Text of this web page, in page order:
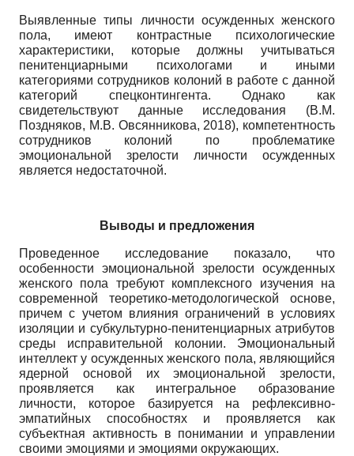
Выявленные типы личности осужденных женского
пола, имеют контрастные психологические
характеристики, которые должны учитываться
пенитенциарными психологами и иными
категориями сотрудников колоний в работе с данной
категорий спецконтингента. Однако как
свидетельствуют данные исследования (В.М.
Поздняков, М.В. Овсянникова, 2018), компетентность
сотрудников колоний по проблематике
эмоциональной зрелости личности осужденных
является недостаточной.
Выводы и предложения
Проведенное исследование показало, что
особенности эмоциональной зрелости осужденных
женского пола требуют комплексного изучения на
современной теоретико-методологической основе,
причем с учетом влияния ограничений в условиях
изоляции и субкультурно-пенитенциарных атрибутов
среды исправительной колонии. Эмоциональный
интеллект у осужденных женского пола, являющийся
ядерной основой их эмоциональной зрелости,
проявляется как интегральное образование
личности, которое базируется на рефлексивно-
эмпатийных способностях и проявляется как
субъектная активность в понимании и управлении
своими эмоциями и эмоциями окружающих.